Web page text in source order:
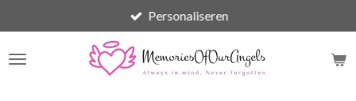
direct
naar
Personaliseren